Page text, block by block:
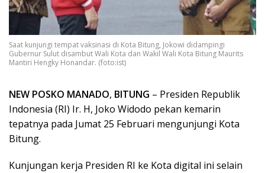
Saat kunjungi tempat vaksinasi di Kota Bitung, Jokowi didampingi
Gubernur Sulut disambut Wali Kota dan Wakil Wali Kota Bitung Maurits
Mantiri Hengky Honandar. (foto:ist)
NEW POSKO MANADO, BITUNG – Presiden Republik
Indonesia (RI) Ir. H, Joko Widodo pekan kemarin
tepatnya pada Jumat 25 Februari mengunjungi Kota
Bitung.
Kunjungan kerja Presiden RI ke Kota digital ini selain